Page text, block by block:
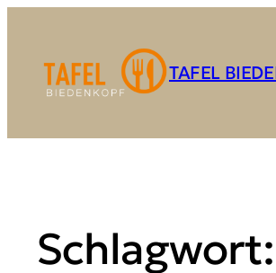
TAFEL
Schlagwort: